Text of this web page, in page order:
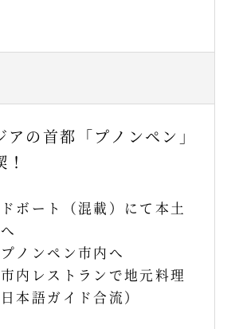
の首都「プノンペン」
ボート（混載）にて本土
ノンペン市内へ
内レストランで地元料理
本語ガイド合流）